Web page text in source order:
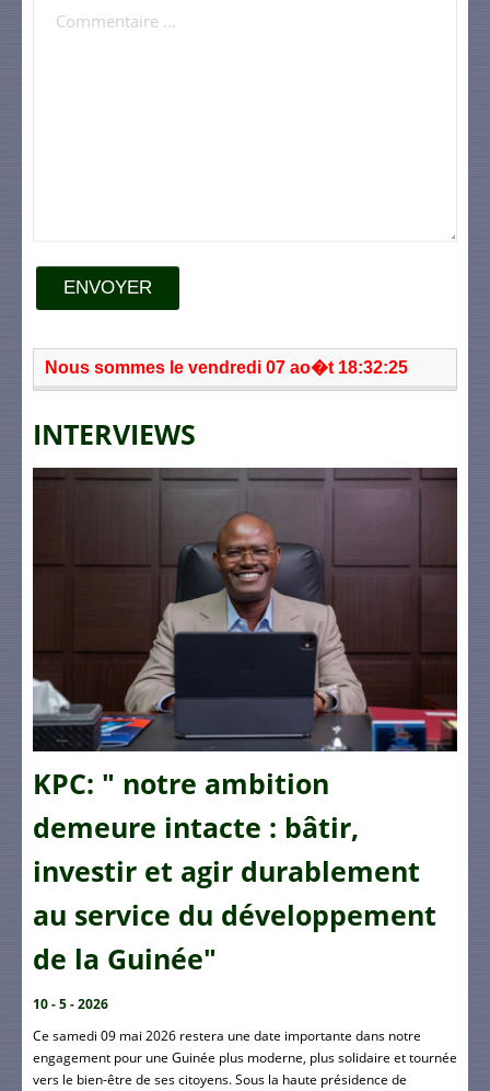
ENVOYER
Nous sommes le vendredi 07 ao�t 18:32:25
INTERVIEWS
KPC: " notre ambition
demeure intacte : bâtir,
investir et agir durablement
au service du développement
de la Guinée"
10 - 5 - 2026
Ce samedi 09 mai 2026 restera une date importante dans notre
engagement pour une Guinée plus moderne, plus solidaire et tournée
vers le bien-être de ses citoyens. Sous la haute présidence de